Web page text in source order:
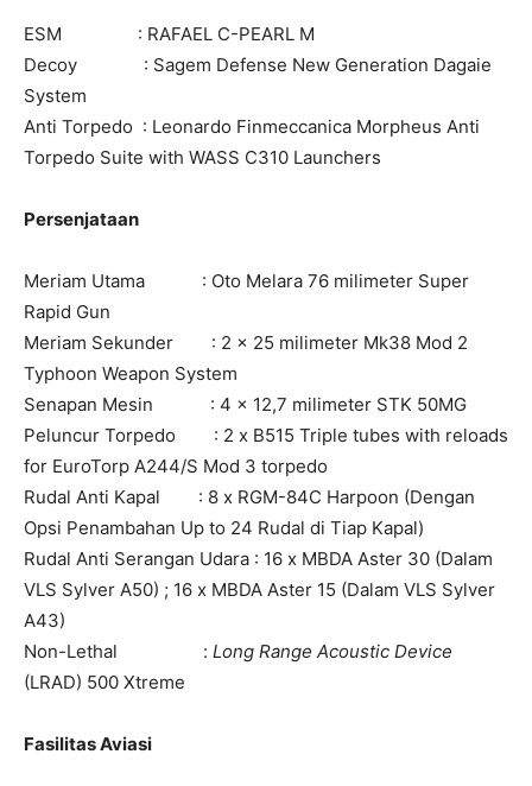
ESM : RAFAEL C-PEARL M
Decoy : Sagem Defense New Generation Dagaie
System
Anti Torpedo : Leonardo Finmeccanica Morpheus Anti
Torpedo Suite with WASS C310 Launchers
Persenjataan
Meriam Utama : Oto Melara 76 milimeter Super
Rapid Gun
Meriam Sekunder : 2 x 25 milimeter Mk38 Mod 2
Typhoon Weapon System
Senapan Mesin : 4 x 12,7 milimeter STK 50MG
Peluncur Torpedo : 2 x B515 Triple tubes with reloads
for EuroTorp A244/S Mod 3 torpedo
Rudal Anti Kapal : 8 x RGM-84C Harpoon (Dengan
Opsi Penambahan Up to 24 Rudal di Tiap Kapal)
Rudal Anti Serangan Udara : 16 x MBDA Aster 30 (Dalam
VLS Sylver A50) ; 16 x MBDA Aster 15 (Dalam VLS Sylver
A43)
Non-Lethal : Long Range Acoustic Device
(LRAD) 500 Xtreme
Fasilitas Aviasi